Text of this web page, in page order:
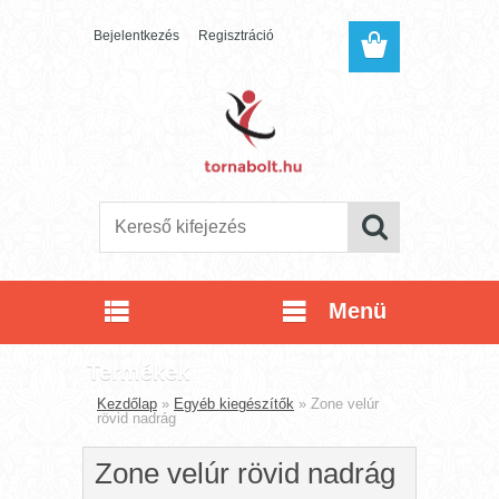
Bejelentkezés Regisztráció
Termékek
Menü
Kezdőlap » Egyéb kiegészítők » Zone velúr
rövid nadrág
Zone velúr rövid nadrág